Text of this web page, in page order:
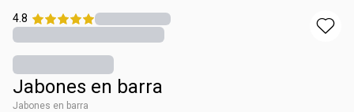
4.8
Jabones en barra
Jabones en barra